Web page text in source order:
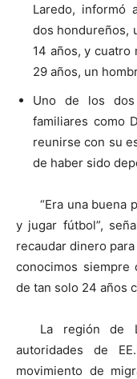
Laredo, informó
dos hondureños,
14 años, y cuatro
29 años, un
Uno de los dos
familiares como
reunirse con su
de haber sido
“Era una buena
y jugar fútbol”,
recaudar dinero
conocimos siempre
de tan solo 24 años
La región de
autoridades de
movimiento de